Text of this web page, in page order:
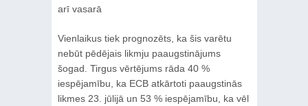
arī vasarā
Vienlaikus tiek prognozēts, ka šis varētu
nebūt pēdējais likmju paaugstinājums
šogad. Tirgus vērtējums rāda 40 %
iespējamību, ka ECB atkārtoti paaugstinās
likmes 23. jūlijā un 53 % iespējamību, ka vēl